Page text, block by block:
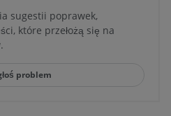
sugestii poprawek,
które przełożą się na
problem